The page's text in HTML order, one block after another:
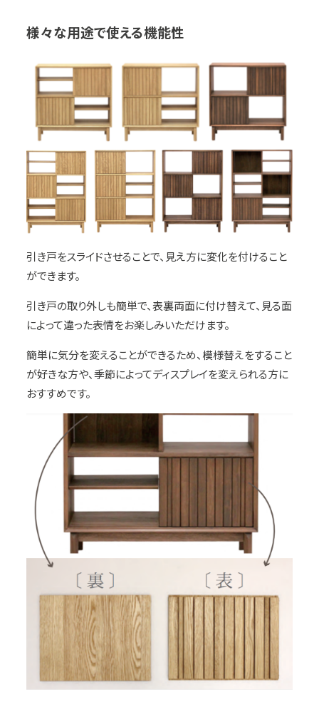
様々な用途で使える機能性
引き戸をスライドさせることで、見え方に変化を付けること
ができます。
引き戸の取り外しも簡単で、表裏両面に付け替えて、見る面
によって違った表情をお楽しみいただけます。
簡単に気分を変えることができるため、模様替えをすること
が好きな方や、季節によってディスプレイを変えられる方に
おすすめです。